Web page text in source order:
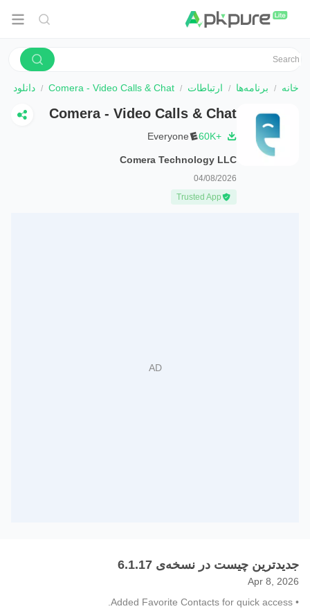
خانه برنامه‌ها ارتباطات Comera - Video Calls & Chat دانلود
Comera - Video Calls & Chat
60K+
Everyone
Comera Technology LLC
04/08/2026
Trusted App
جدیدترین چیست در نسخه‌ی 6.1.17
Apr 8, 2026
• Added Favorite Contacts for quick access.